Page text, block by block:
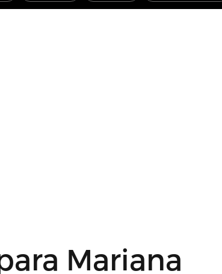
Mariana